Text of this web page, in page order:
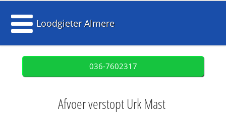
Loodgieter Almere
036-7602317
Afvoer verstopt Urk Mast